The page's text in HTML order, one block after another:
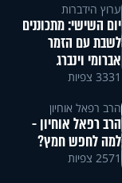
ערוץ הידברות
יום השישי: מתכוננים
לשבת עם הזמר
אברומי וינברג
3331 צפיות
הרב רפאל אוחיון
הרב רפאל אוחיון -
למה לחפש חמץ?
2571 צפיות